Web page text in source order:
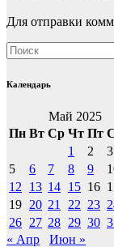
Для отправки
Календарь
Май 2025
Пн Вт Ср Чт Пт
1
2 3
5
6 7 8 9
12
13 14 15 16
19 20 21 22 23
26 27 28 29 30
« Апр
Июн »